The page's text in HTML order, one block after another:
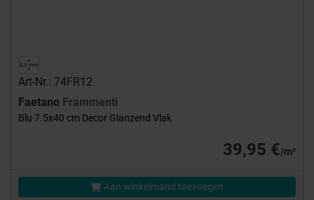
Art-Nr.: 74FR12
Faetano Frammenti
Blu 7.5x40 cm Decor Glanzend Vlak
39,95 €/m²
Aan winkelmand toevoegen